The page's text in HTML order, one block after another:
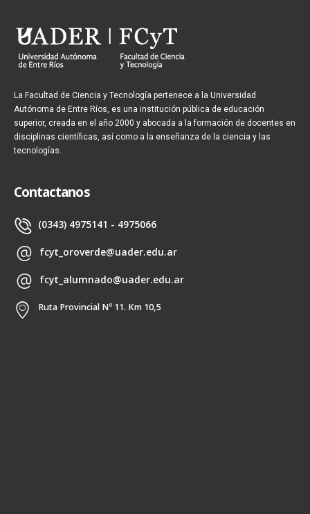
La Facultad de Ciencia y Tecnología pertenece a la Universidad
Autónoma de Entre Ríos, es una institución pública de educación
superior, creada en el año 2000 y abocada a la formación de docentes en
disciplinas científicas, así como a la enseñanza de la ciencia y las
tecnologías.
Contactanos
(0343) 4975141 - 4975066
fcyt_oroverde@uader.edu.ar
fcyt_alumnado@uader.edu.ar
Ruta Provincial Nº 11. Km 10,5